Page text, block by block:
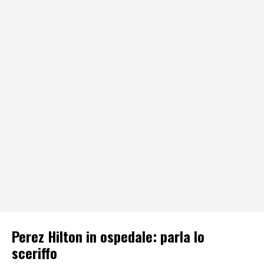
Perez Hilton in ospedale: parla lo
sceriffo